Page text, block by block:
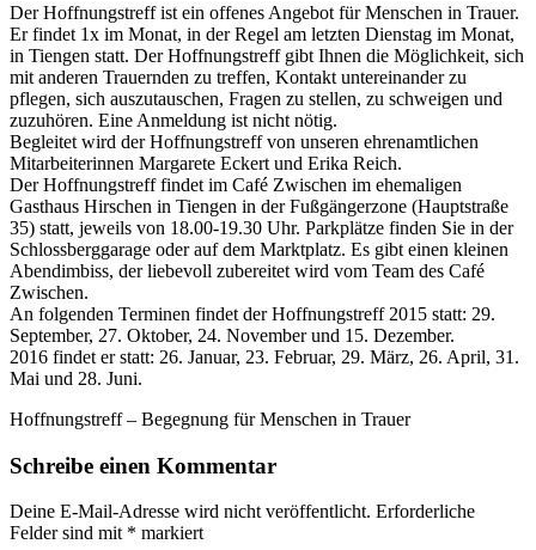
Der Hoffnungstreff ist ein offenes Angebot für Menschen in Trauer.
Er findet 1x im Monat, in der Regel am letzten Dienstag im Monat,
in Tiengen statt. Der Hoffnungstreff gibt Ihnen die Möglichkeit, sich
mit anderen Trauernden zu treffen, Kontakt untereinander zu
pflegen, sich auszutauschen, Fragen zu stellen, zu schweigen und
zuzuhören. Eine Anmeldung ist nicht nötig.
Begleitet wird der Hoffnungstreff von unseren ehrenamtlichen
Mitarbeiterinnen Margarete Eckert und Erika Reich.
Der Hoffnungstreff findet im Café Zwischen im ehemaligen
Gasthaus Hirschen in Tiengen in der Fußgängerzone (Hauptstraße
35) statt, jeweils von 18.00-19.30 Uhr. Parkplätze finden Sie in der
Schlossberggarage oder auf dem Marktplatz. Es gibt einen kleinen
Abendimbiss, der liebevoll zubereitet wird vom Team des Café
Zwischen.
An folgenden Terminen findet der Hoffnungstreff 2015 statt: 29.
September, 27. Oktober, 24. November und 15. Dezember.
2016 findet er statt: 26. Januar, 23. Februar, 29. März, 26. April, 31.
Mai und 28. Juni.
Hoffnungstreff – Begegnung für Menschen in Trauer
Schreibe einen Kommentar
Deine E-Mail-Adresse wird nicht veröffentlicht. Erforderliche
Felder sind mit * markiert